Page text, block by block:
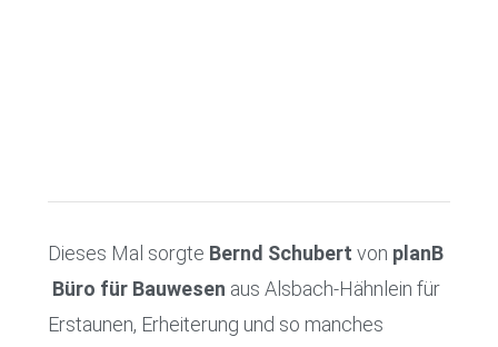
Dieses Mal sorgte Bernd Schubert von planB
Büro für Bauwesen aus Alsbach-Hähnlein für
Erstaunen, Erheiterung und so manches